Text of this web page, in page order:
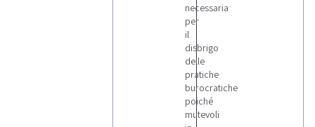
necessaria
per
il
disbrigo
delle
pratiche
burocratiche
poiché
mutevoli